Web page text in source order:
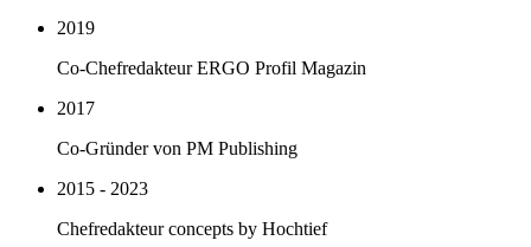
2019
Co-Chefredakteur ERGO Profil Magazin
2017
Co-Gründer von PM Publishing
2015 - 2023
Chefredakteur concepts by Hochtief